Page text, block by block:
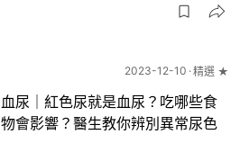
2023-12-10 精選 ★
血尿｜紅色尿就是血尿？吃哪些食
物會影響？醫生教你辨別異常尿色